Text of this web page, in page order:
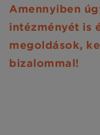
Amennyiben
intézményét is
megoldások,
bizalommal !